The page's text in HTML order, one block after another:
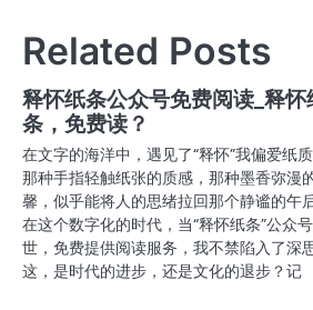
导
航
Related Posts
释怀纸条公众号免费阅读_释怀
条，免费读？
在文字的海洋中，遇见了“释怀”我偏爱纸质
那种手指轻触纸张的质感，那种墨香弥漫
馨，似乎能将人的思绪拉回那个静谧的午
在这个数字化的时代，当“释怀纸条”公众
世，免费提供阅读服务，我不禁陷入了深
这，是时代的进步，还是文化的退步？记